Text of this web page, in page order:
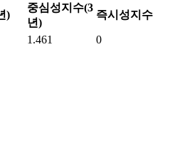
)
중심성지수(3
년)
즉시성지수
1.461 0